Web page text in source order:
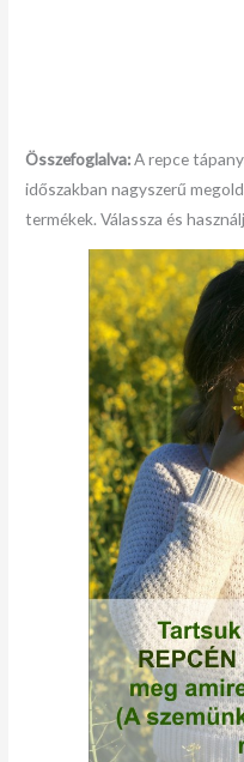
Összefoglalva:A repce
időszakban nagyszerű
termékek. Válassza és